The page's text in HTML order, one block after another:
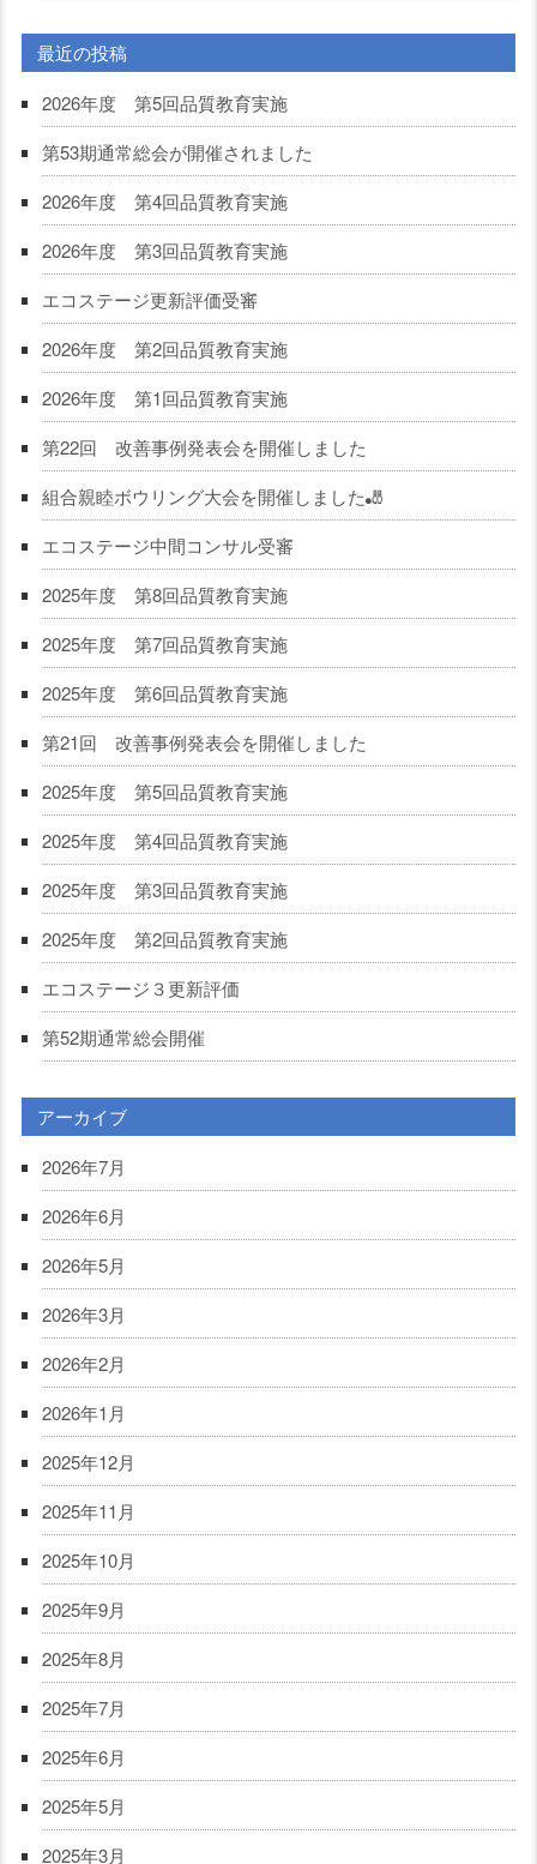
最近の投稿
2026年度 第5回品質教育実施
第53期通常総会が開催されました
2026年度 第4回品質教育実施
2026年度 第3回品質教育実施
エコステージ更新評価受審
2026年度 第2回品質教育実施
2026年度 第1回品質教育実施
第22回 改善事例発表会を開催しました
組合親睦ボウリング大会を開催しました🎳
エコステージ中間コンサル受審
2025年度 第8回品質教育実施
2025年度 第7回品質教育実施
2025年度 第6回品質教育実施
第21回 改善事例発表会を開催しました
2025年度 第5回品質教育実施
2025年度 第4回品質教育実施
2025年度 第3回品質教育実施
2025年度 第2回品質教育実施
エコステージ３更新評価
第52期通常総会開催
アーカイブ
2026年7月
2026年6月
2026年5月
2026年3月
2026年2月
2026年1月
2025年12月
2025年11月
2025年10月
2025年9月
2025年8月
2025年7月
2025年6月
2025年5月
2025年3月